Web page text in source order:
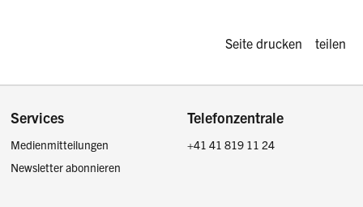
Diese Seite
Seite drucken teilen
Footer
Services
Medienmitteilungen
Newsletter abonnieren
Telefonzentrale
+41 41 819 11 24